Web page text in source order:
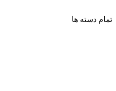
تمام دسته ها